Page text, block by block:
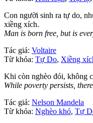
Con người sinh ra tự do,
xiềng xích.
Man is born free, but is
Tác giả: Voltaire
Từ khóa: Tự Do, Xiềng
Khi còn nghèo đói, không
While poverty persists,
Tác giả: Nelson Mandela
Từ khóa: Nghèo khó, Tự